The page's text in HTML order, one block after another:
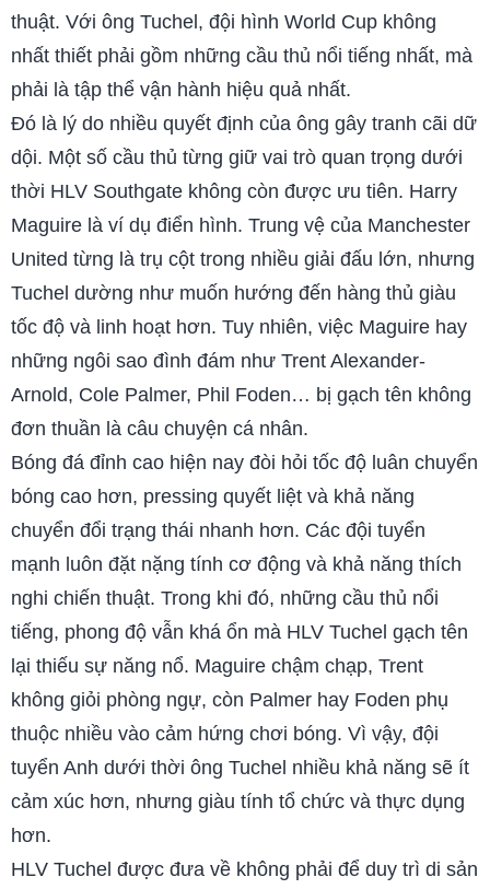
thuật. Với ông Tuchel, đội hình World Cup không
nhất thiết phải gồm những cầu thủ nổi tiếng nhất, mà
phải là tập thể vận hành hiệu quả nhất.
Đó là lý do nhiều quyết định của ông gây tranh cãi dữ
dội. Một số cầu thủ từng giữ vai trò quan trọng dưới
thời HLV Southgate không còn được ưu tiên. Harry
Maguire là ví dụ điển hình. Trung vệ của Manchester
United từng là trụ cột trong nhiều giải đấu lớn, nhưng
Tuchel dường như muốn hướng đến hàng thủ giàu
tốc độ và linh hoạt hơn. Tuy nhiên, việc Maguire hay
những ngôi sao đình đám như Trent Alexander-
Arnold, Cole Palmer, Phil Foden… bị gạch tên không
đơn thuần là câu chuyện cá nhân.
Bóng đá đỉnh cao hiện nay đòi hỏi tốc độ luân chuyển
bóng cao hơn, pressing quyết liệt và khả năng
chuyển đổi trạng thái nhanh hơn. Các đội tuyển
mạnh luôn đặt nặng tính cơ động và khả năng thích
nghi chiến thuật. Trong khi đó, những cầu thủ nổi
tiếng, phong độ vẫn khá ổn mà HLV Tuchel gạch tên
lại thiếu sự năng nổ. Maguire chậm chạp, Trent
không giỏi phòng ngự, còn Palmer hay Foden phụ
thuộc nhiều vào cảm hứng chơi bóng. Vì vậy, đội
tuyển Anh dưới thời ông Tuchel nhiều khả năng sẽ ít
cảm xúc hơn, nhưng giàu tính tổ chức và thực dụng
hơn.
HLV Tuchel được đưa về không phải để duy trì di sản